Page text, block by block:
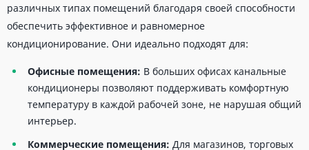
различных типах помещений благодаря своей способности
обеспечить эффективное и равномерное
кондиционирование. Они идеально подходят для:
Офисные помещения: В больших офисах канальные
кондиционеры позволяют поддерживать комфортную
температуру в каждой рабочей зоне, не нарушая общий
интерьер.
Коммерческие помещения: Для магазинов, торговых